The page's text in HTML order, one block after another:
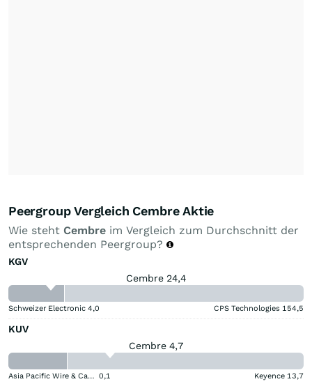
Peergroup Vergleich Cembre Aktie
Wie steht Cembre im Vergleich zum Durchschnitt der
entsprechenden Peergroup?
KGV
Cembre 24,4
Schweizer Electronic 4,0 CPS Technologies 154,5
KUV
Cembre 4,7
Asia Pacific Wire & Cable 0,1 Keyence 13,7